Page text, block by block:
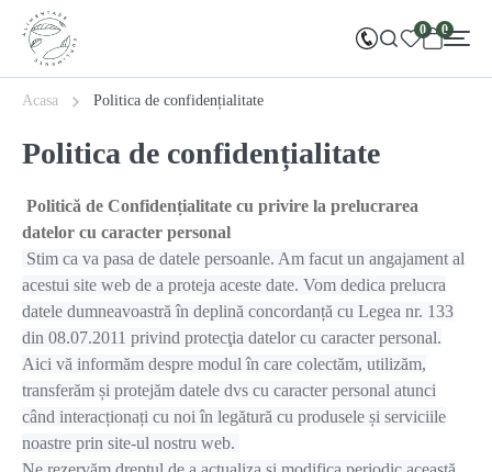
0 0
Acasa Politica de confidențialitate
Politica de confidențialitate
Politică de Confidențialitate cu privire la prelucrarea
datelor cu caracter personal
Stim ca va pasa de datele persoanle. Am facut un angajament al
acestui site web de a proteja aceste date. Vom dedica prelucra
datele dumneavoastră în deplină concordanță cu Legea nr. 133
din 08.07.2011 privind protecţia datelor cu caracter personal.
Aici vă informăm despre modul în care colectăm, utilizăm,
transferăm și protejăm datele dvs cu caracter personal atunci
când interacționați cu noi în legătură cu produsele și serviciile
noastre prin site-ul nostru web.